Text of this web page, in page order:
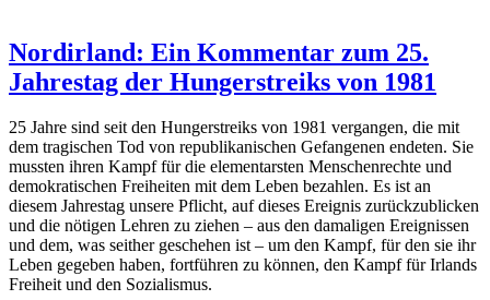
Nordirland: Ein Kommentar zum 25.
Jahrestag der Hungerstreiks von 1981
25 Jahre sind seit den Hungerstreiks von 1981 vergangen, die mit
dem tragischen Tod von republikanischen Gefangenen endeten. Sie
mussten ihren Kampf für die elementarsten Menschenrechte und
demokratischen Freiheiten mit dem Leben bezahlen. Es ist an
diesem Jahrestag unsere Pflicht, auf dieses Ereignis zurückzublicken
und die nötigen Lehren zu ziehen – aus den damaligen Ereignissen
und dem, was seither geschehen ist – um den Kampf, für den sie ihr
Leben gegeben haben, fortführen zu können, den Kampf für Irlands
Freiheit und den Sozialismus.